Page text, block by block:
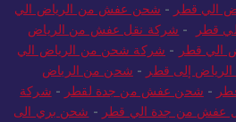
الي قطر - شحن عفش من الرياض الي
قطر - شركة نقل عفش من الرياض
الي قطر - شركة شحن من الرياض الي
إلى قطر - شحن من الرياض
- شحن عفش من جدة لقطر - شركة
عفش من جدة الي قطر - شحن بري الى